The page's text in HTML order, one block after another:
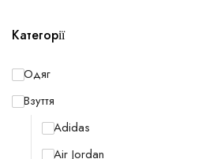
Категорії
Одяг
Взуття
Adidas
Air Jordan